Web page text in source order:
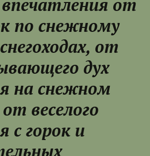
от
по снежному
от
дух
на снежном
веселого
с горок и